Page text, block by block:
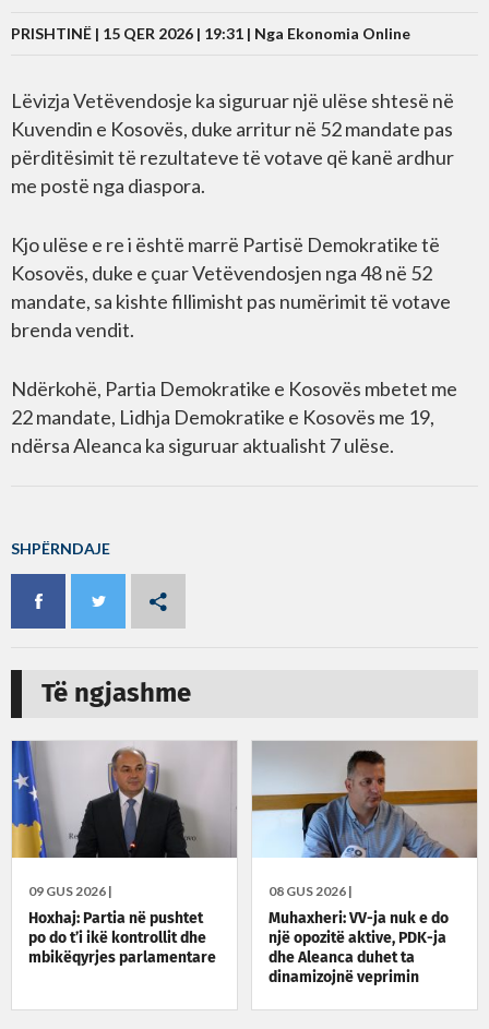
PRISHTINË | 15 QER 2026 | 19:31 | Nga Ekonomia Online
Lëvizja Vetëvendosje ka siguruar një ulëse shtesë në
Kuvendin e Kosovës, duke arritur në 52 mandate pas
përditësimit të rezultateve të votave që kanë ardhur
me postë nga diaspora.
Kjo ulëse e re i është marrë Partisë Demokratike të
Kosovës, duke e çuar Vetëvendosjen nga 48 në 52
mandate, sa kishte fillimisht pas numërimit të votave
brenda vendit.
Ndërkohë, Partia Demokratike e Kosovës mbetet me
22 mandate, Lidhja Demokratike e Kosovës me 19,
ndërsa Aleanca ka siguruar aktualisht 7 ulëse.
SHPËRNDAJE
Të ngjashme
09 GUS 2026 |
Hoxhaj: Partia në pushtet
po do t’i ikë kontrollit dhe
mbikëqyrjes parlamentare
08 GUS 2026 |
Muhaxheri: VV-ja nuk e do
një opozitë aktive, PDK-ja
dhe Aleanca duhet ta
dinamizojnë veprimin